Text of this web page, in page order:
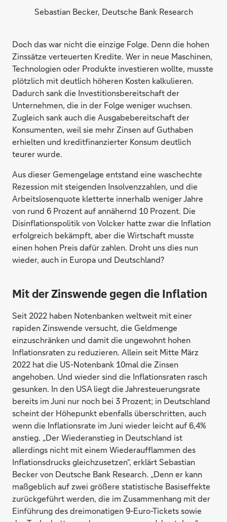
Sebastian Becker, Deutsche Bank Research
Doch das war nicht die einzige Folge. Denn die hohen
Zinssätze verteuerten Kredite. Wer in neue Maschinen,
Technologien oder Produkte investieren wollte, musste
plötzlich mit deutlich höheren Kosten kalkulieren.
Dadurch sank die Investitionsbereitschaft der
Unternehmen, die in der Folge weniger wuchsen.
Zugleich sank auch die Ausgabebereitschaft der
Konsumenten, weil sie mehr Zinsen auf Guthaben
erhielten und kreditfinanzierter Konsum deutlich
teurer wurde.
Aus dieser Gemengelage entstand eine waschechte
Rezession mit steigenden Insolvenzzahlen, und die
Arbeitslosenquote kletterte innerhalb weniger Jahre
von rund 6 Prozent auf annähernd 10 Prozent. Die
Disinflationspolitik von Volcker hatte zwar die Inflation
erfolgreich bekämpft, aber die Wirtschaft musste
einen hohen Preis dafür zahlen. Droht uns dies nun
wieder, auch in Europa und Deutschland?
Mit der Zinswende gegen die Inflation
Seit 2022 haben Notenbanken weltweit mit einer
rapiden Zinswende versucht, die Geldmenge
einzuschränken und damit die ungewohnt hohen
Inflationsraten zu reduzieren. Allein seit Mitte März
2022 hat die US-Notenbank 10mal die Zinsen
angehoben. Und wieder sind die Inflationsraten rasch
gesunken. In den USA liegt die Jahresteuerungsrate
bereits im Juni nur noch bei 3 Prozent; in Deutschland
scheint der Höhepunkt ebenfalls überschritten, auch
wenn die Inflationsrate im Juni wieder leicht auf 6,4%
anstieg. „Der Wiederanstieg in Deutschland ist
allerdings nicht mit einem Wiederaufflammen des
Inflationsdrucks gleichzusetzen“, erklärt Sebastian
Becker von Deutsche Bank Research. „Denn er kann
maßgeblich auf zwei größere statistische Basiseffekte
zurückgeführt werden, die im Zusammenhang mit der
Einführung des dreimonatigen 9-Euro-Tickets sowie